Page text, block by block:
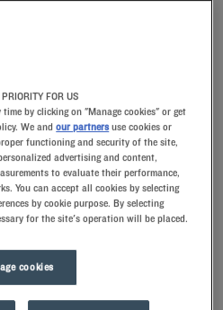
the calendar and select a date. Press
EIN HOTEL
oder sind geschäftlich in der
FOR US
by clicking on "Manage cookies" or get
We andour partners use cookies or
functioning and security of the site,
advertising and content,
to evaluate their performance,
You can accept all cookies by selecting
by cookie purpose. By selecting
for the site's operation will be placed.
cookies